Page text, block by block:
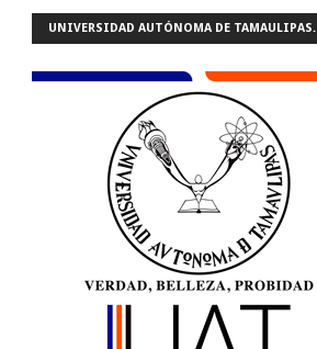
UNIVERSIDAD AUTÓNOMA DE TAMAULIPAS.